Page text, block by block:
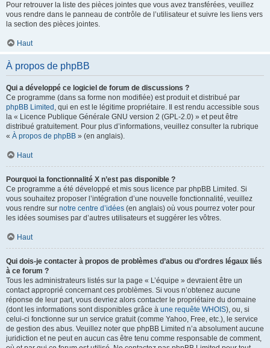
Pour retrouver la liste des pièces jointes que vous avez transférées, veuillez
vous rendre dans le panneau de contrôle de l’utilisateur et suivre les liens vers
la section des pièces jointes.
Haut
À propos de phpBB
Qui a développé ce logiciel de forum de discussions ?
Ce programme (dans sa forme non modifiée) est produit et distribué par
phpBB Limited , qui en est le légitime propriétaire. Il est rendu accessible sous
la « Licence Publique Générale GNU version 2 (GPL-2.0) » et peut être
distribué gratuitement. Pour plus d’informations, veuillez consulter la rubrique
« À propos de phpBB » (en anglais).
Haut
Pourquoi la fonctionnalité X n’est pas disponible ?
Ce programme a été développé et mis sous licence par phpBB Limited. Si
vous souhaitez proposer l’intégration d’une nouvelle fonctionnalité, veuillez
vous rendre sur notre centre d’idées (en anglais) où vous pourrez voter pour
les idées soumises par d’autres utilisateurs et suggérer les vôtres.
Haut
Qui dois-je contacter à propos de problèmes d’abus ou d’ordres légaux liés
à ce forum ?
Tous les administrateurs listés sur la page « L’équipe » devraient être un
contact approprié concernant ces problèmes. Si vous n’obtenez aucune
réponse de leur part, vous devriez alors contacter le propriétaire du domaine
(dont les informations sont disponibles grâce à une requête WHOIS), ou, si
celui-ci fonctionne sur un service gratuit (comme Yahoo, Free, etc.), le service
de gestion des abus. Veuillez noter que phpBB Limited n’a absolument aucune
juridiction et ne peut en aucun cas être tenu comme responsable de comment,